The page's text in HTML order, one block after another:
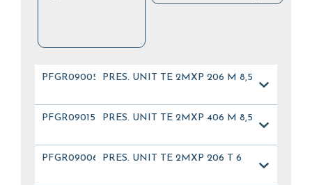
PFGR09005 PRES. UNIT TE 2MXP 206 M 8,5
PFGR09015 PRES. UNIT TE 2MXP 406 M 8,5
PFGR09006 PRES. UNIT TE 2MXP 206 T 6